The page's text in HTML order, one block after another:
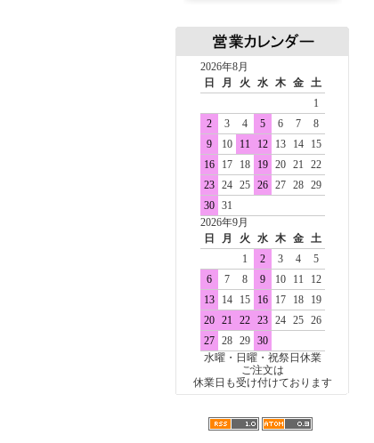
2026年8月
日
月 火 水 木 金
土
1
2
3 4 5 6 7
8
9
10 11 12 13 14
15
16
17 18 19 20 21
22
23
24 25 26 27 28
29
30
31
2026年9月
日
月 火 水 木 金
土
1
2 3 4
5
6
7 8 9 10 11
12
13
14 15 16 17 18
19
20
21 22 23 24 25
26
27
28 29
30
水曜・日曜・祝祭日休業
ご注文は
休業日も受け付けております